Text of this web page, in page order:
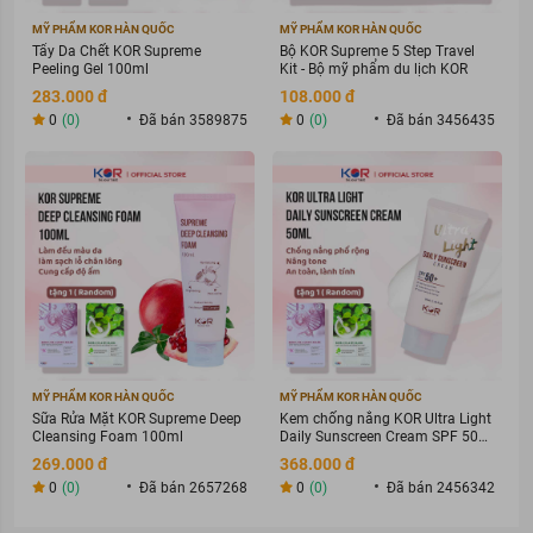
Làn da đang bị xỉn màu, thâm sạm, thiếu sức sống
Da kém độ săn chắc và đàn hồi.
Mặt nạ giảm thâm mụn Mediheal P.D.F AC Dressing Ampoule
Mask REX
Dành cho da có tuyến nhờn hoạt động mạnh
Mặt nạ chống lão hóa da Mediheal H.P.A Hydrapeel Ampoule
Mask REX
Dành cho mọi loại da
Dành cho da xỉn màu, thâm sạm và thiếu sức sống
Dành cho da thiếu ẩm, da khô sần
Ưu thế nổi bật
Mặt nạ dưỡng ẩm Mediheal N.M.F Aquaring Ampoule
Mask REX
Với công thức dưỡng ẩm tối ưu, sản phẩm giúp bạn giảm thiểu
MỸ PHẨM KOR HÀN QUỐC
Tẩy Da Chết KOR Supreme
Peeling Gel 100ml
283.000 đ
0 (0) Đã bán 3589875
MỸ PHẨM KOR HÀN QUỐC
Bộ KOR Supreme 5 Step Travel
Kit - Bộ mỹ phẩm du lịch KOR
108.000 đ
0 (0) Đã bán 3456435
MỸ PHẨM KOR HÀN QUỐC
Sữa Rửa Mặt KOR Supreme Deep
Cleansing Foam 100ml
269.000 đ
0 (0) Đã bán 2657268
MỸ PHẨM KOR HÀN QUỐC
Kem chống nắng KOR Ultra Light
Daily Sunscreen Cream SPF 50+
PA ++++
368.000 đ
0 (0) Đã bán 2456342